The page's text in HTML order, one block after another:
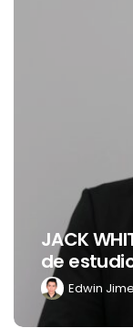
Levi’s®
nueva
Edwin